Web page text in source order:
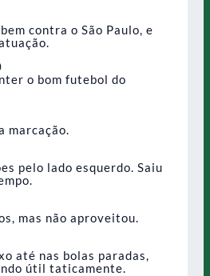
contra o São Paulo, e
o bom futebol do
marcação.
pelo lado esquerdo. Saiu
mas não aproveitou.
até nas bolas paradas,
útil taticamente.